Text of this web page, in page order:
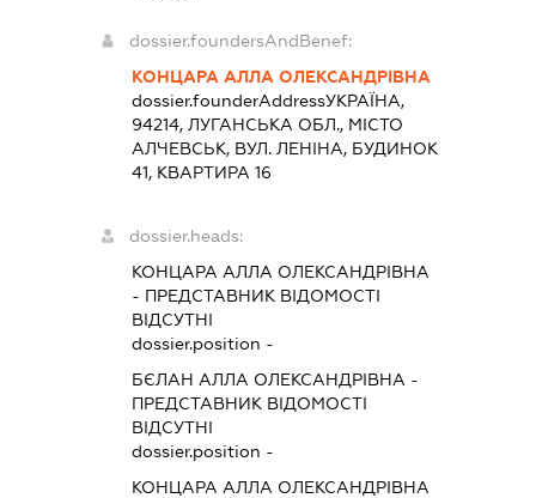
dossier.foundersAndBenef:
КОНЦАРА АЛЛА ОЛЕКСАНДРІВНА
dossier.founderAddressУКРАЇНА,
94214, ЛУГАНСЬКА ОБЛ., МІСТО
АЛЧЕВСЬК, ВУЛ. ЛЕНІНА, БУДИНОК
41, КВАРТИРА 16
dossier.heads:
КОНЦАРА АЛЛА ОЛЕКСАНДРІВНА
- ПРЕДСТАВНИК ВІДОМОСТІ
ВІДСУТНІ
dossier.position -
БЄЛАН АЛЛА ОЛЕКСАНДРІВНА -
ПРЕДСТАВНИК ВІДОМОСТІ
ВІДСУТНІ
dossier.position -
КОНЦАРА АЛЛА ОЛЕКСАНДРІВНА